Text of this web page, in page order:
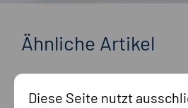
Diese Seite nutzt
Ähnliche Artikel